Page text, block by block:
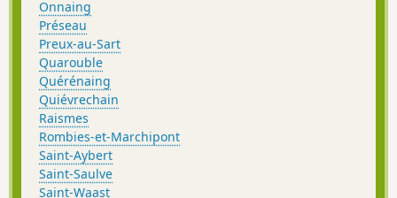
Onnaing
Préseau
Preux-au-Sart
Quarouble
Quérénaing
Quiévrechain
Raismes
Rombies-et-Marchipont
Saint-Aybert
Saint-Saulve
Saint-Waast